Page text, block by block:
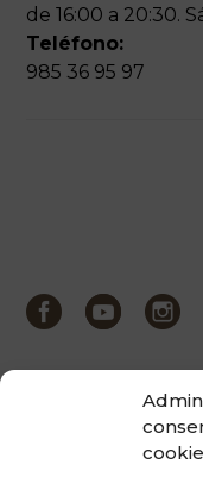
de 16:00 a 20:30.
Teléfono:
985 36 95 97